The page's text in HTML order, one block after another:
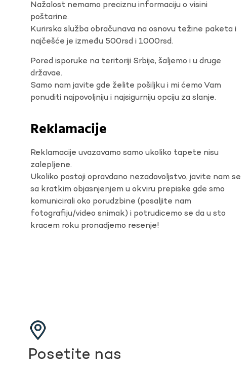
Nažalost nemamo preciznu informaciju o visini
poštarine.
Kurirska služba obračunava na osnovu težine paketa i
najčešće je između 500rsd i 1000rsd.
Pored isporuke na teritoriji Srbije, šaljemo i u druge
državae.
Samo nam javite gde želite pošiljku i mi ćemo Vam
ponuditi najpovoljniju i najsigurniju opciju za slanje.
Reklamacije
Reklamacije uvazavamo samo ukoliko tapete nisu
zalepljene.
Ukoliko postoji opravdano nezadovoljstvo, javite nam se
sa kratkim objasnjenjem u okviru prepiske gde smo
komunicirali oko porudzbine (posaljite nam
fotografiju/video snimak) i potrudicemo se da u sto
kracem roku pronadjemo resenje!
Posetite nas